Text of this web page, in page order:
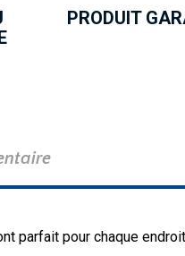
PRODUIT
parfait pour chaque